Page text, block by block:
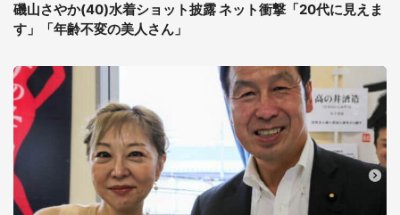
磯山さやか(40)水着ショット披露 ネット衝撃「20代に見えま
す」「年齢不変の美人さん」